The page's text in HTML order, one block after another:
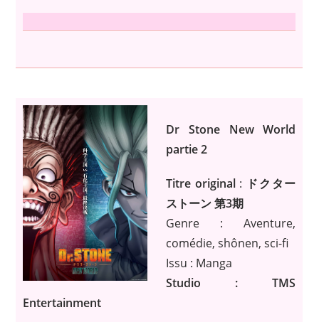
Dr Stone New World
partie 2
Titre original: ドクター
ストーン 第3期
Genre : Aventure,
comédie, shônen, sci-fi
Issu : Manga
Studio : TMS
Entertainment